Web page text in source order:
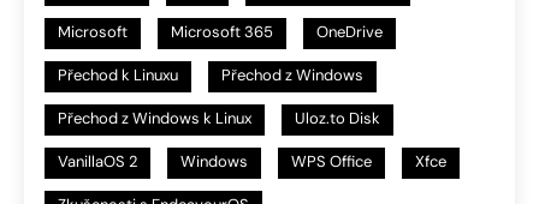
Microsoft Microsoft 365 OneDrive
Přechod k Linuxu Přechod z Windows
Přechod z Windows k Linux Uloz.to Disk
VanillaOS 2 Windows WPS Office Xfce